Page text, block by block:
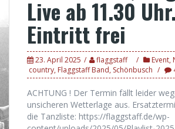
Live ab 11.30
Eintritt frei
23. April 2025 flaggstaff Event,
country, Flaggstaff Band, Schönbusch
ACHTUNG ! Der Termin fällt leider
unsicheren Wetterlage aus.
die Tanzliste: https://flaggstaff.de/wp-